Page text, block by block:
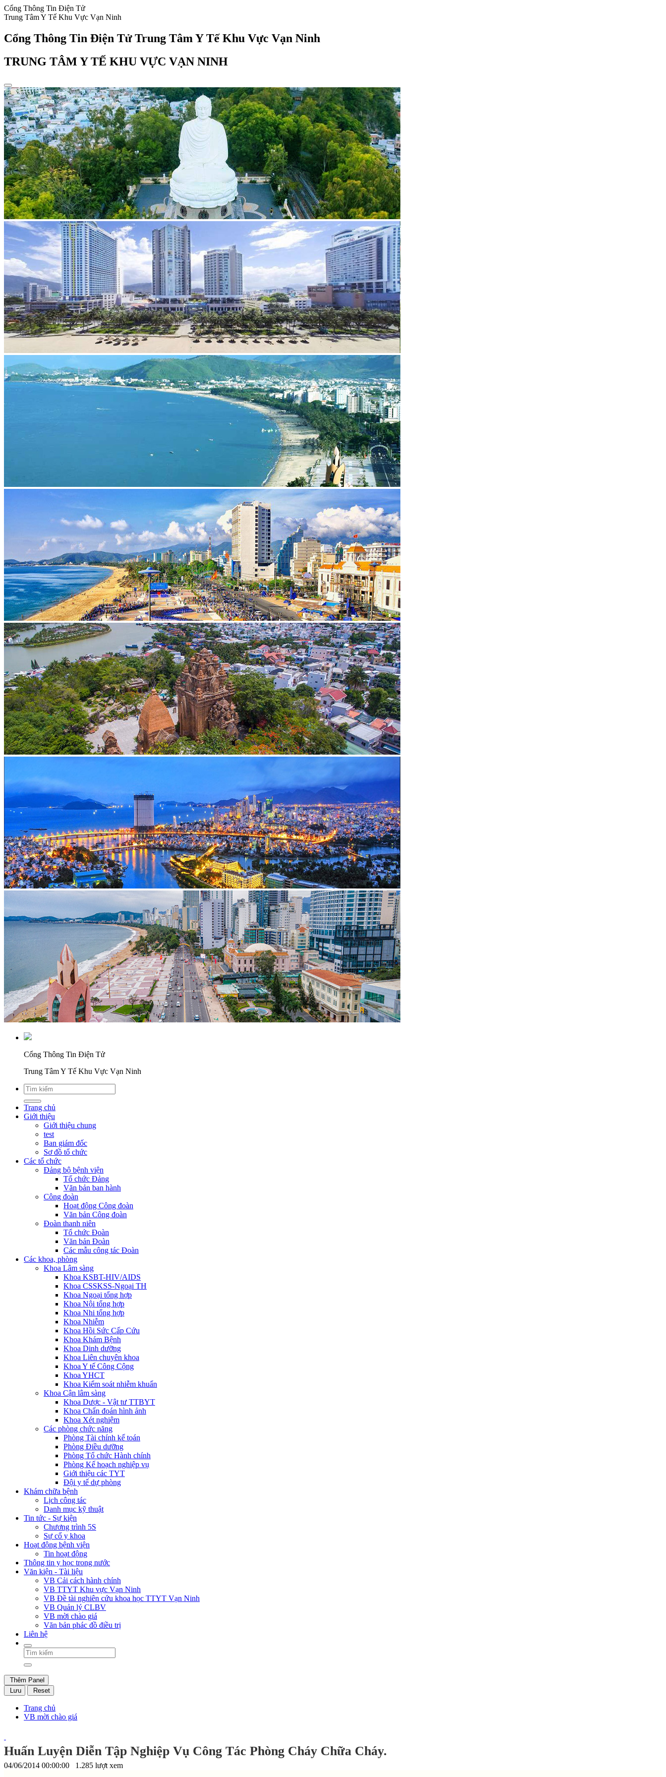
Cổng Thông Tin Điện Tử
Trung Tâm Y Tế Khu Vực Vạn Ninh
Cổng Thông Tin Điện Tử Trung Tâm Y Tế Khu Vực Vạn Ninh
TRUNG TÂM Y TẾ KHU VỰC VẠN NINH
Cổng Thông Tin Điện Tử
Trung Tâm Y Tế Khu Vực Vạn Ninh
Trang chủ
Giới thiệu
Giới thiệu chung
test
Ban giám đốc
Sơ đồ tổ chức
Các tổ chức
Đảng bộ bệnh viện
Tổ chức Đảng
Văn bản ban hành
Công đoàn
Hoạt động Công đoàn
Văn bản Công đoàn
Đoàn thanh niên
Tổ chức Đoàn
Văn bản Đoàn
Các mẫu công tác Đoàn
Các khoa, phòng
Khoa Lâm sàng
Khoa KSBT-HIV/AIDS
Khoa CSSKSS-Ngoại TH
Khoa Ngoại tổng hợp
Khoa Nội tổng hợp
Khoa Nhi tổng hợp
Khoa Nhiễm
Khoa Hồi Sức Cấp Cứu
Khoa Khám Bệnh
Khoa Dinh dưỡng
Khoa Liên chuyên khoa
Khoa Y tế Công Cộng
Khoa YHCT
Khoa Kiểm soát nhiễm khuẩn
Khoa Cận lâm sàng
Khoa Dược - Vật tư TTBYT
Khoa Chẩn đoán hình ảnh
Khoa Xét nghiệm
Các phòng chức năng
Phòng Tài chính kế toán
Phòng Điều dưỡng
Phòng Tổ chức Hành chính
Phòng Kế hoạch nghiệp vụ
Giới thiệu các TYT
Đội y tế dự phòng
Khám chữa bệnh
Lịch công tác
Danh mục kỹ thuật
Tin tức - Sự kiện
Chương trình 5S
Sự cố y khoa
Hoạt động bệnh viện
Tin hoạt động
Thông tin y học trong nước
Văn kiện - Tài liệu
VB Cải cách hành chính
VB TTYT Khu vực Vạn Ninh
VB Đề tài nghiên cứu khoa học TTYT Vạn Ninh
VB Quản lý CLBV
VB mời chào giá
Văn bản phác đồ điều trị
Liên hệ
Thêm Panel
Lưu
Reset
Trang chủ
VB mời chào giá
Huấn Luyện Diễn Tập Nghiệp Vụ Công Tác Phòng Cháy Chữa Cháy.
04/06/2014 00:00:00 1.285 lượt xem